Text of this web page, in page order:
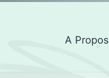
A Propos